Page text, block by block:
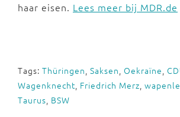
haar eisen. Lees meer bij MDR.de
Tags: Thüringen, Saksen, Oekraïne,
Wagenknecht, Friedrich Merz,
Taurus, BSW